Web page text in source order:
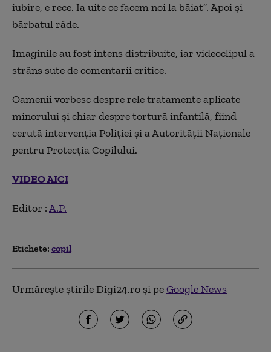
iubire, e rece. Ia uite ce facem noi la băiat”. Apoi şi
bărbatul râde.
Imaginile au fost intens distribuite, iar videoclipul a
strâns sute de comentarii critice.
Oamenii vorbesc despre rele tratamente aplicate
minorului şi chiar despre tortură infantilă, fiind
cerută intervenţia Poliţiei şi a Autorităţii Naţionale
pentru Protecţia Copilului.
VIDEO AICI
Editor :A.P.
Etichete: copil
Urmărește știrile Digi24.ro și peGoogle News